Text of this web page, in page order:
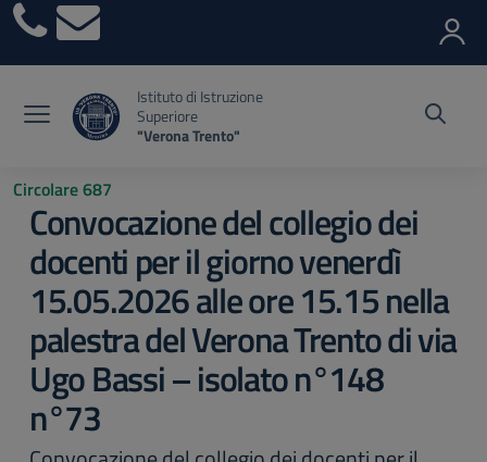
Vai ai contenuti
Vai al menu di navigazione
Vai al footer
Istituto di Istruzione
Superiore
"Verona Trento"
Circolare 687
Convocazione del collegio dei
docenti per il giorno venerdì
15.05.2026 alle ore 15.15 nella
palestra del Verona Trento di via
Ugo Bassi – isolato n°148
n°73